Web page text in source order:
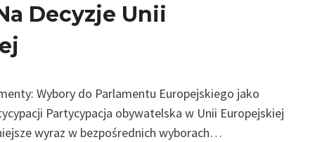
Decyzje Unii
Wybory do Parlamentu Europejskiego jako
Partycypacja obywatelska w Unii Europejskiej
wyraz w bezpośrednich wyborach…